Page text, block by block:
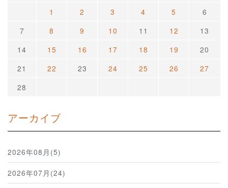
1
2 3 4 5
6
7
8 9 10 11 12
13
14
15 16 17 18 19
20
21
22 23 24 25 26
27
28
アーカイブ
2026年08月(5)
2026年07月(24)